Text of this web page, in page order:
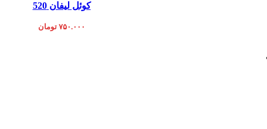
کوئل لیفان 520
۷۵۰.۰۰۰ تومان